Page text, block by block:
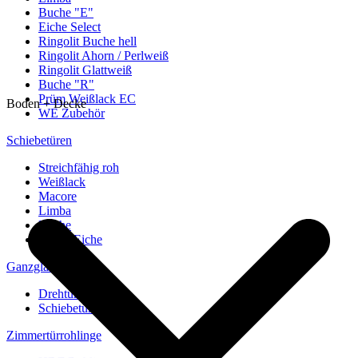
Buche "E"
Eiche Select
Ringolit Buche hell
Ringolit Ahorn / Perlweiß
Ringolit Glattweiß
Buche "R"
Prüm Weißlack EC
WE Zubehör
Schiebetüren
Streichfähig roh
Weißlack
Macore
Limba
Buche
europ. Eiche
Ganzglastüren
Drehtüren
Schiebetüren
Zimmertürrohlinge
Boden + Decke